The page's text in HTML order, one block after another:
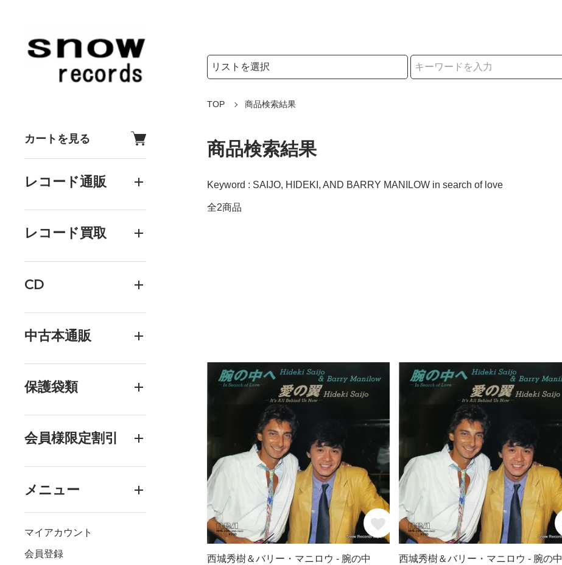
カートを見る
レコード通販
レコード買取
CD
中古本通販
保護袋類
会員様限定割引
メニュー
マイアカウント
会員登録
検索リストの選択
TOP 商品検索結果
商品検索結果
Keyword : SAIJO, HIDEKI, AND BARRY MANILOW in search of love
全2商品
西城秀樹＆バリー・マニロウ - 腕の中
西城秀樹＆バリー・マニロウ - 腕の中